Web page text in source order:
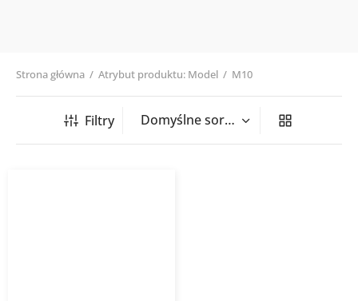
Strona główna / Atrybut produktu: Model / M10
Filtry